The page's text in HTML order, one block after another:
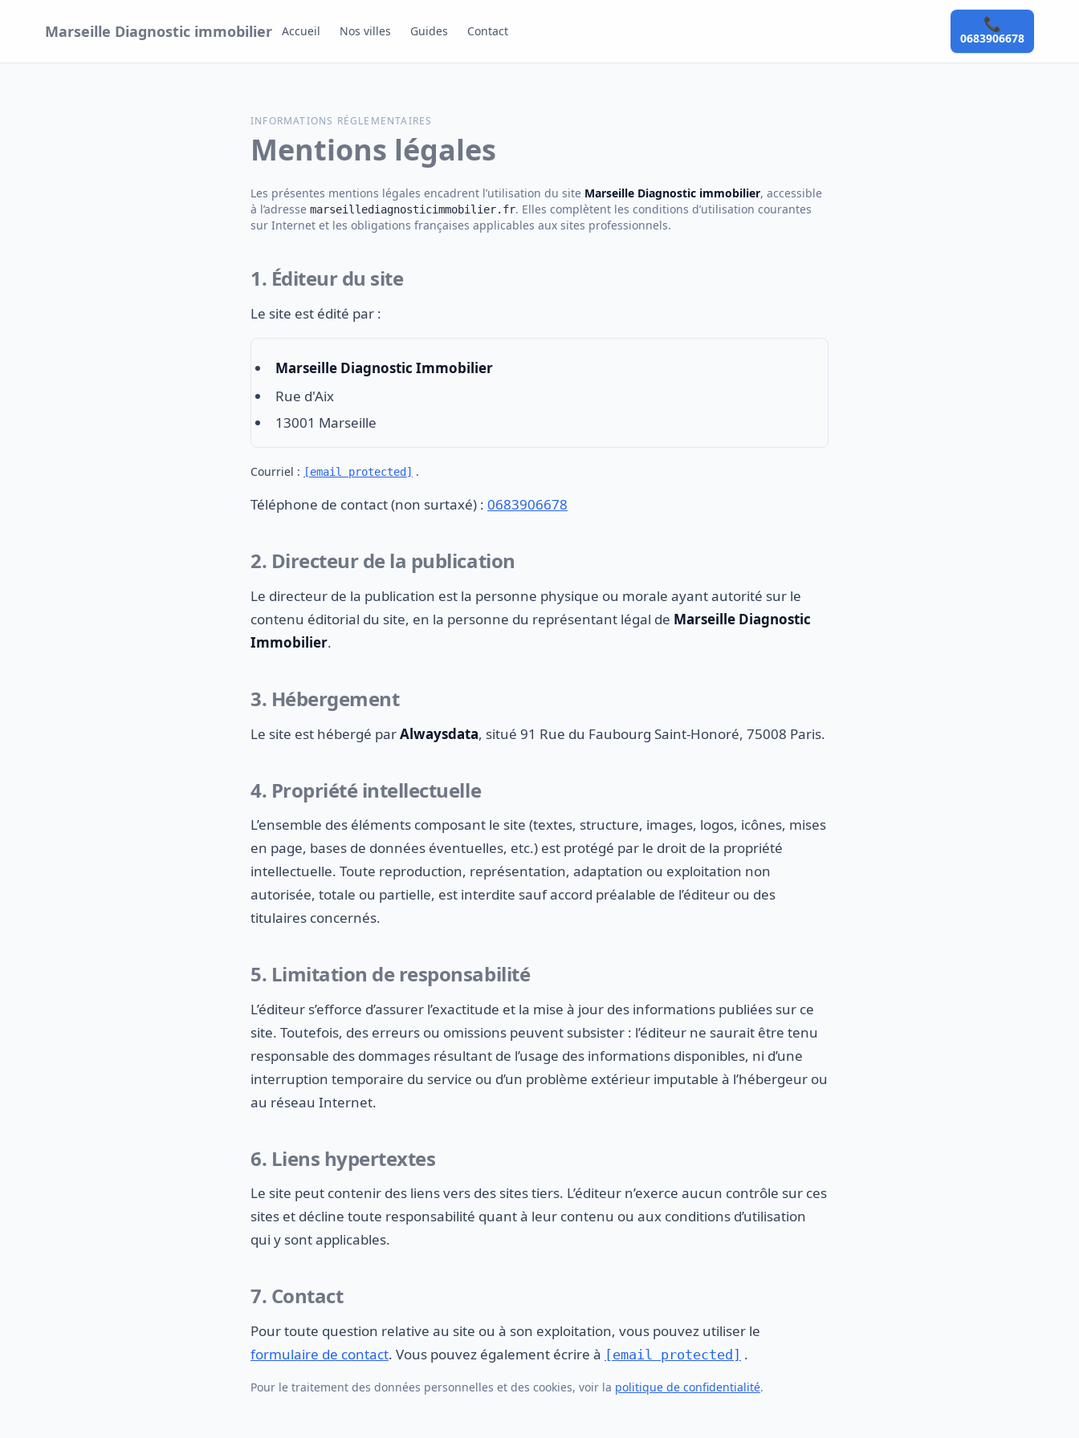
Marseille Diagnostic immobilier 📞
0683906678
Accueil Nos villes Guides Contact
INFORMATIONS RÉGLEMENTAIRES
Mentions légales
Les présentes mentions légales encadrent l’utilisation du site Marseille Diagnostic immobilier, accessible
à l’adresse marseillediagnosticimmobilier.fr. Elles complètent les conditions d’utilisation courantes
sur Internet et les obligations françaises applicables aux sites professionnels.
1. Éditeur du site
Le site est édité par :
Marseille Diagnostic Immobilier
Rue d'Aix
13001 Marseille
Courriel : [email protected] .
Téléphone de contact (non surtaxé) : 0683906678
2. Directeur de la publication
Le directeur de la publication est la personne physique ou morale ayant autorité sur le
contenu éditorial du site, en la personne du représentant légal de Marseille Diagnostic
Immobilier.
3. Hébergement
Le site est hébergé parAlwaysdata, situé 91 Rue du Faubourg Saint-Honoré, 75008 Paris.
4. Propriété intellectuelle
L’ensemble des éléments composant le site (textes, structure, images, logos, icônes, mises
en page, bases de données éventuelles, etc.) est protégé par le droit de la propriété
intellectuelle. Toute reproduction, représentation, adaptation ou exploitation non
autorisée, totale ou partielle, est interdite sauf accord préalable de l’éditeur ou des
titulaires concernés.
5. Limitation de responsabilité
L’éditeur s’efforce d’assurer l’exactitude et la mise à jour des informations publiées sur ce
site. Toutefois, des erreurs ou omissions peuvent subsister : l’éditeur ne saurait être tenu
responsable des dommages résultant de l’usage des informations disponibles, ni d’une
interruption temporaire du service ou d’un problème extérieur imputable à l’hébergeur ou
au réseau Internet.
6. Liens hypertextes
Le site peut contenir des liens vers des sites tiers. L’éditeur n’exerce aucun contrôle sur ces
sites et décline toute responsabilité quant à leur contenu ou aux conditions d’utilisation
qui y sont applicables.
7. Contact
Pour toute question relative au site ou à son exploitation, vous pouvez utiliser le
formulaire de contact. Vous pouvez également écrire à [email protected] .
Pour le traitement des données personnelles et des cookies, voir la politique de confidentialité.